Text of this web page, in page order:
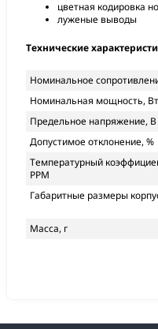
цветная кодировка
луженые выводы
Технические
Номинальное
Номинальная мощность, Вт
Предельное напряжение, В
Допустимое отклонение, %
Температурный
PPM
Габаритные размеры
Масса, г